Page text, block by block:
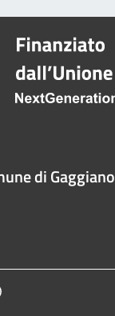
di Gaggiano